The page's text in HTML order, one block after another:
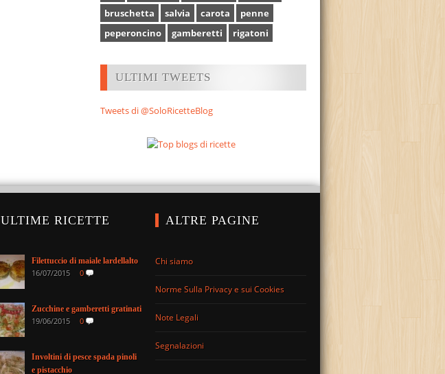
bruschetta
salvia carota
penne
peperoncino
gamberetti rigatoni
ULTIMI TWEETS
Tweets di @SoloRicetteBlog
ULTIME RICETTE
Filettuccio di maiale lardellalto
16/07/2015 0
Zucchine e gamberetti gratinati
19/06/2015 0
Involtini di pesce spada pinoli
e pistacchio
ALTRE PAGINE
Chi siamo
Norme Sulla Privacy e sui Cookies
Note Legali
Segnalazioni